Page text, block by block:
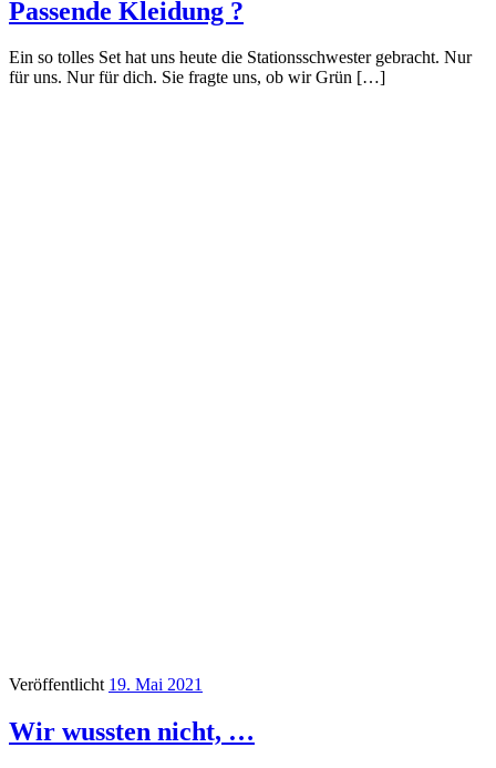
Passende Kleidung ?
Ein so tolles Set hat uns heute die Stationsschwester gebracht. Nur
für uns. Nur für dich. Sie fragte uns, ob wir Grün […]
Veröffentlicht 19. Mai 2021
Wir wussten nicht, …